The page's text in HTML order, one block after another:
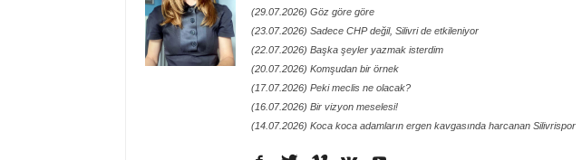
(29.07.2026) Göz göre göre
(23.07.2026) Sadece CHP değil, Silivri de etkileniyor
(22.07.2026) Başka şeyler yazmak isterdim
(20.07.2026) Komşudan bir örnek
(17.07.2026) Peki meclis ne olacak?
(16.07.2026) Bir vizyon meselesi!
(14.07.2026) Koca koca adamların ergen kavgasında harcanan Silivrispor